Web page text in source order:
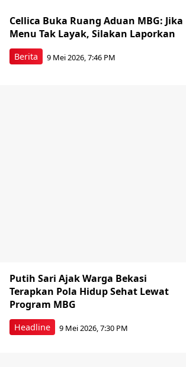
Berita
Cellica Buka Ruang Aduan MBG: Jika
Menu Tak Layak, Silakan Laporkan
9 Mei 2026, 7:46 PM
Headline
Putih Sari Ajak Warga Bekasi
Terapkan Pola Hidup Sehat Lewat
Program MBG
9 Mei 2026, 7:30 PM